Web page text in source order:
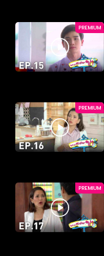
PREMIUM
PREMIUM
PREMIUM